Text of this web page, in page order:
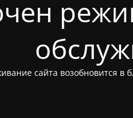
сайта возобновится в